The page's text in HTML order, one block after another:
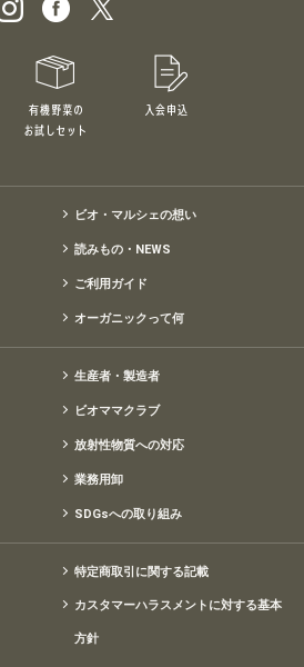
宅配サービス紹介 有機野菜のお試しセット
ビオ・マルシェの想い
読みもの・NEWS
ご利用ガイド
オーガニックって何
生産者・製造者
ビオママクラブ
放射性物質への対応
業務用卸
SDGsへの取り組み
特定商取引に関する記載
カスタマーハラスメントに対する基本
方針